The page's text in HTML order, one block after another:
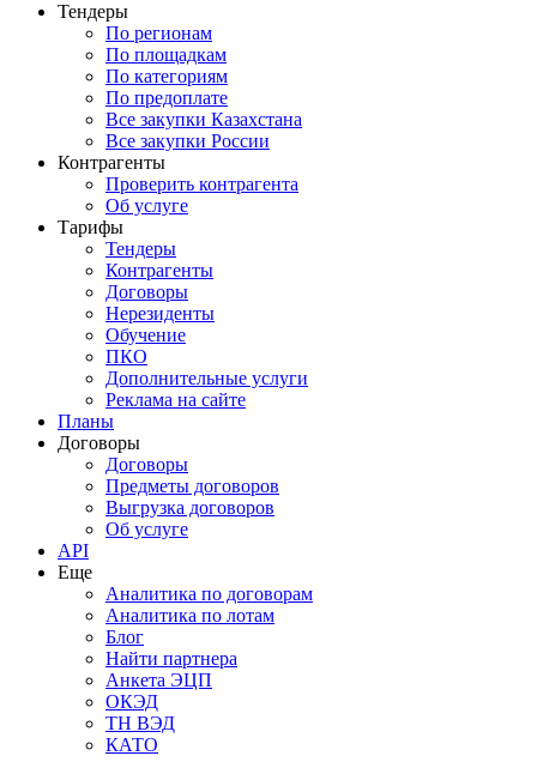
Тендеры
По регионам
По площадкам
По категориям
По предоплате
Все закупки Казахстана
Все закупки России
Контрагенты
Проверить контрагента
Об услуге
Тарифы
Тендеры
Контрагенты
Договоры
Нерезиденты
Обучение
ПКО
Дополнительные услуги
Реклама на сайте
Планы
Договоры
Договоры
Предметы договоров
Выгрузка договоров
Об услуге
API
Еще
Аналитика по договорам
Аналитика по лотам
Блог
Найти партнера
Анкета ЭЦП
ОКЭД
ТН ВЭД
КАТО